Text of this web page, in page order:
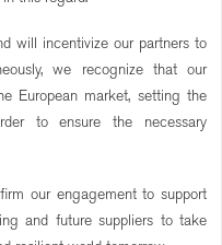
will incentivize our partners to
we recognize that our
European market, setting the
to ensure the necessary
our engagement to support
and future suppliers to take